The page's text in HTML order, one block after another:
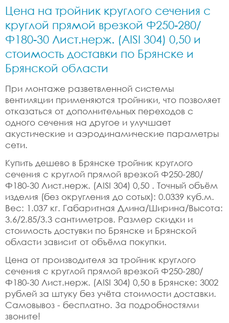
Цена на тройник круглого сечения с
круглой прямой врезкой Ф250-280/
Ф180-30 Лист.нерж. (AISI 304) 0,50 и
стоимость доставки по Брянске и
Брянской области
При монтаже разветвленной системы
вентиляции применяются тройники, что позволяет
отказаться от дополнительных переходов с
одного сечения на другое и улучшает
акустические и аэродинамические параметры
сети.
Купить дешево в Брянске тройник круглого
сечения с круглой прямой врезкой Ф250-280/
Ф180-30 Лист.нерж. (AISI 304) 0,50 . Точный объём
изделия (без округления до сотых): 0.0339 куб.м.
Вес: 1.037 кг. Габаритная Длина/Ширина/Высота:
3.6/2.85/3.3 сантиметров. Размер скидки и
стоимость достувки по Брянске и Брянской
области зависит от объёма покупки.
Цена от производителя за тройник круглого
сечения с круглой прямой врезкой Ф250-280/
Ф180-30 Лист.нерж. (AISI 304) 0,50 в Брянске: 3002
рублей за штуку без учёта стоимости доставки.
Самовывоз - бесплатно. За подробностями
звоните!